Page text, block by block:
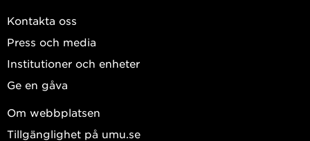
Kontakta oss
Press och media
Institutioner och enheter
Ge en gåva
Om webbplatsen
Tillgänglighet på umu.se